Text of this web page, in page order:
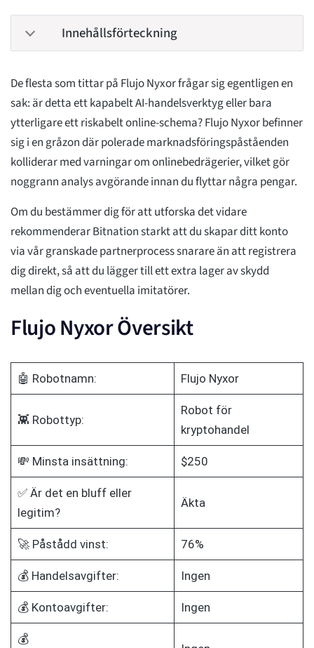
Innehållsförteckning
De flesta som tittar på Flujo Nyxor frågar sig egentligen en
sak: är detta ett kapabelt AI-handelsverktyg eller bara
ytterligare ett riskabelt online-schema? Flujo Nyxor befinner
sig i en gråzon där polerade marknadsföringspåståenden
kolliderar med varningar om onlinebedrägerier, vilket gör
noggrann analys avgörande innan du flyttar några pengar.
Om du bestämmer dig för att utforska det vidare
rekommenderar Bitnation starkt att du skapar ditt konto
via vår granskade partnerprocess snarare än att registrera
dig direkt, så att du lägger till ett extra lager av skydd
mellan dig och eventuella imitatörer.
Flujo Nyxor Översikt
🤖 Robotnamn: Flujo Nyxor
👾 Robottyp:
Robot för
kryptohandel
💸 Minsta insättning: $250
✅ Är det en bluff eller
legitim?
Äkta
🚀 Påstådd vinst: 76%
💰 Handelsavgifter: Ingen
💰 Kontoavgifter: Ingen
💰